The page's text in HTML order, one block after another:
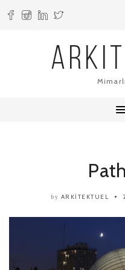
by ARKITEKTUEL